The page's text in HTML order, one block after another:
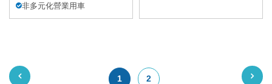
非多元化營業用車
1 2